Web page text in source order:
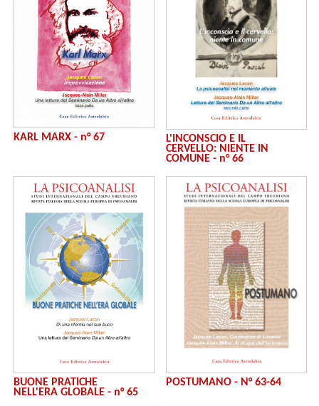
KARL MARX - n° 67
L'INCONSCIO E IL
CERVELLO: NIENTE IN
COMUNE - n° 66
BUONE PRATICHE
NELL'ERA GLOBALE - n° 65
POSTUMANO - N° 63-64